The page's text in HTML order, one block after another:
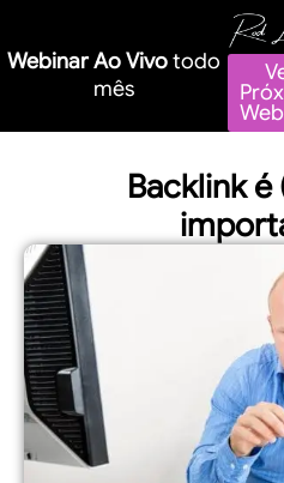
Webinar Ao Vivotodo
mês
Backlink